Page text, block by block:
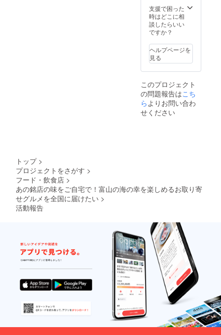
度以下
で保存
してく
ださ
製造
者：株
山市牛
島町１
８－７
アーバ
ンプレ
は避け
てくだ
布、
葱、胡
麻、生
姜、醤
油、酒
（小
ま・大
豆を含
む） 内
容量：
100ｇ
（1～2
人前）
い。) 製
山県富
山市桜
町1丁目
6-18 ※
解凍後
は当日
中にお
召し上
がり下
さい。
再凍結
は避け
てくだ
さい。
（1～2
人前）
賞味期
限：製
り90日
凍・-18
度以下
で保存
くださ
い。) 製
造者：
かさ桜
リック
バイ貝
（富山
産）・
ホタテ
貝（北
海道
産）・
バ
ター・
生乳(国
産)・食
塩・パ
セリ・
ブラッ
食品表
示■ 〇
福来魚
のなめ
材料：
福来魚
（富山
産）、
納豆昆
布、
葱、胡
麻、生
（1～2
造日よ
り90日
(要冷
凍・-18
度以下
で保存
くださ
い。) 製
造者：
かさ桜
亭 富
山県富
山市桜
町1丁目
合等、
掲載を
お断り
させて
く場合
があり
ます。
お断り
いただ
いた場
合にお
いても
返金は
です。
www.to
miyam
a-
shop.co
載内容
はメー
ルにて
打合せ
いただ
きま
す。 ※
ネット
ワーク
させて
いただ
お断り
させて
いただ
いた場
合にお
いても
返金は
いたし
かねま
す。 ※
掲載期
間は
2022年
12月か
支援で困った
時はどこに相
談したらいい
ですか？
ヘルプページを
見る
このプロジェクト
の問題報告はこち
らよりお問い合わ
せください
トップ >
プロジェクトをさがす >
フード・飲食店 >
あの銘店の味をご自宅で！富山の海の幸を楽しめるお取り寄
せグルメを全国に届けたい >
活動報告